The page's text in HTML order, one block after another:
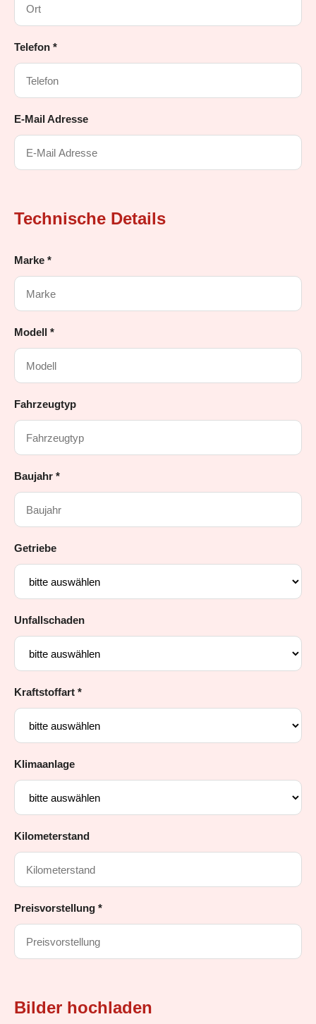
Telefon *
E-Mail Adresse
Technische Details
Marke *
Modell *
Fahrzeugtyp
Baujahr *
Getriebe
Unfallschaden
Kraftstoffart *
Klimaanlage
Kilometerstand
Preisvorstellung *
Bilder hochladen